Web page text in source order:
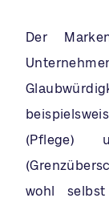
Der
wohl